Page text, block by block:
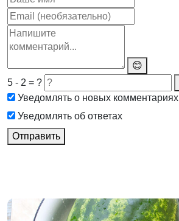
😊
5 - 2 = ?
Уведомлять о новых комментариях
Уведомлять об ответах
Отправить